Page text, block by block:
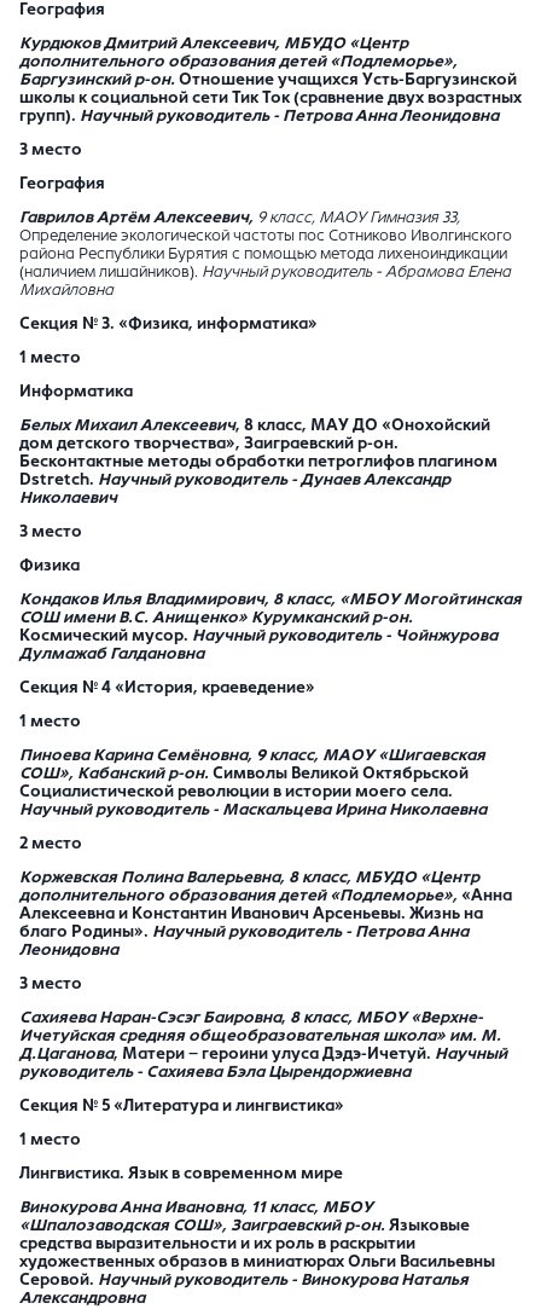
География
Курдюков Дмитрий Алексеевич, МБУДО «Центр
дополнительного образования детей «Подлеморье»,
Баргузинский р-он. Отношение учащихся Усть-Баргузинской
школы к социальной сети Тик Ток (сравнение двух возрастных
групп). Научный руководитель - Петрова Анна Леонидовна
3 место
География
Гаврилов Артём Алексеевич, 9 класс, МАОУ Гимназия 33,
Определение экологической частоты пос Сотниково Иволгинского
района Республики Бурятия с помощью метода лихеноиндикации
(наличием лишайников). Научный руководитель - Абрамова Елена
Михайловна
Секция № 3. «Физика, информатика»
1 место
Информатика
Белых Михаил Алексеевич, 8 класс, МАУ ДО «Онохойский
дом детского творчества», Заиграевский р-он.
Бесконтактные методы обработки петроглифов плагином
Dstretch. Научный руководитель - Дунаев Александр
Николаевич
3 место
Физика
Кондаков Илья Владимирович, 8 класс, «МБОУ Могойтинская
СОШ имени В.С. Анищенко» Курумканский р-он.
Космический мусор. Научный руководитель - Чойнжурова
Дулмажаб Галдановна
Секция № 4 «История, краеведение»
1 место
Пиноева Карина Семёновна, 9 класс, МАОУ «Шигаевская
СОШ», Кабанский р-он. Символы Великой Октябрьской
Социалистической революции в истории моего села.
Научный руководитель - Маскальцева Ирина Николаевна
2 место
Коржевская Полина Валерьевна, 8 класс, МБУДО «Центр
дополнительного образования детей «Подлеморье», «Анна
Алексеевна и Константин Иванович Арсеньевы. Жизнь на
благо Родины». Научный руководитель - Петрова Анна
Леонидовна
3 место
Сахияева Наран-Сэсэг Баировна, 8 класс, МБОУ «Верхне-
Ичетуйская средняя общеобразовательная школа» им. М.
Д.Цаганова, Матери – героини улуса Дэдэ-Ичетуй. Научный
руководитель - Сахияева Бэла Цырендоржиевна
Секция № 5 «Литература и лингвистика»
1 место
Лингвистика. Язык в современном мире
Винокурова Анна Ивановна, 11 класс, МБОУ
«Шпалозаводская СОШ», Заиграевский р-он. Языковые
средства выразительности и их роль в раскрытии
художественных образов в миниатюрах Ольги Васильевны
Серовой. Научный руководитель - Винокурова Наталья
Александровна